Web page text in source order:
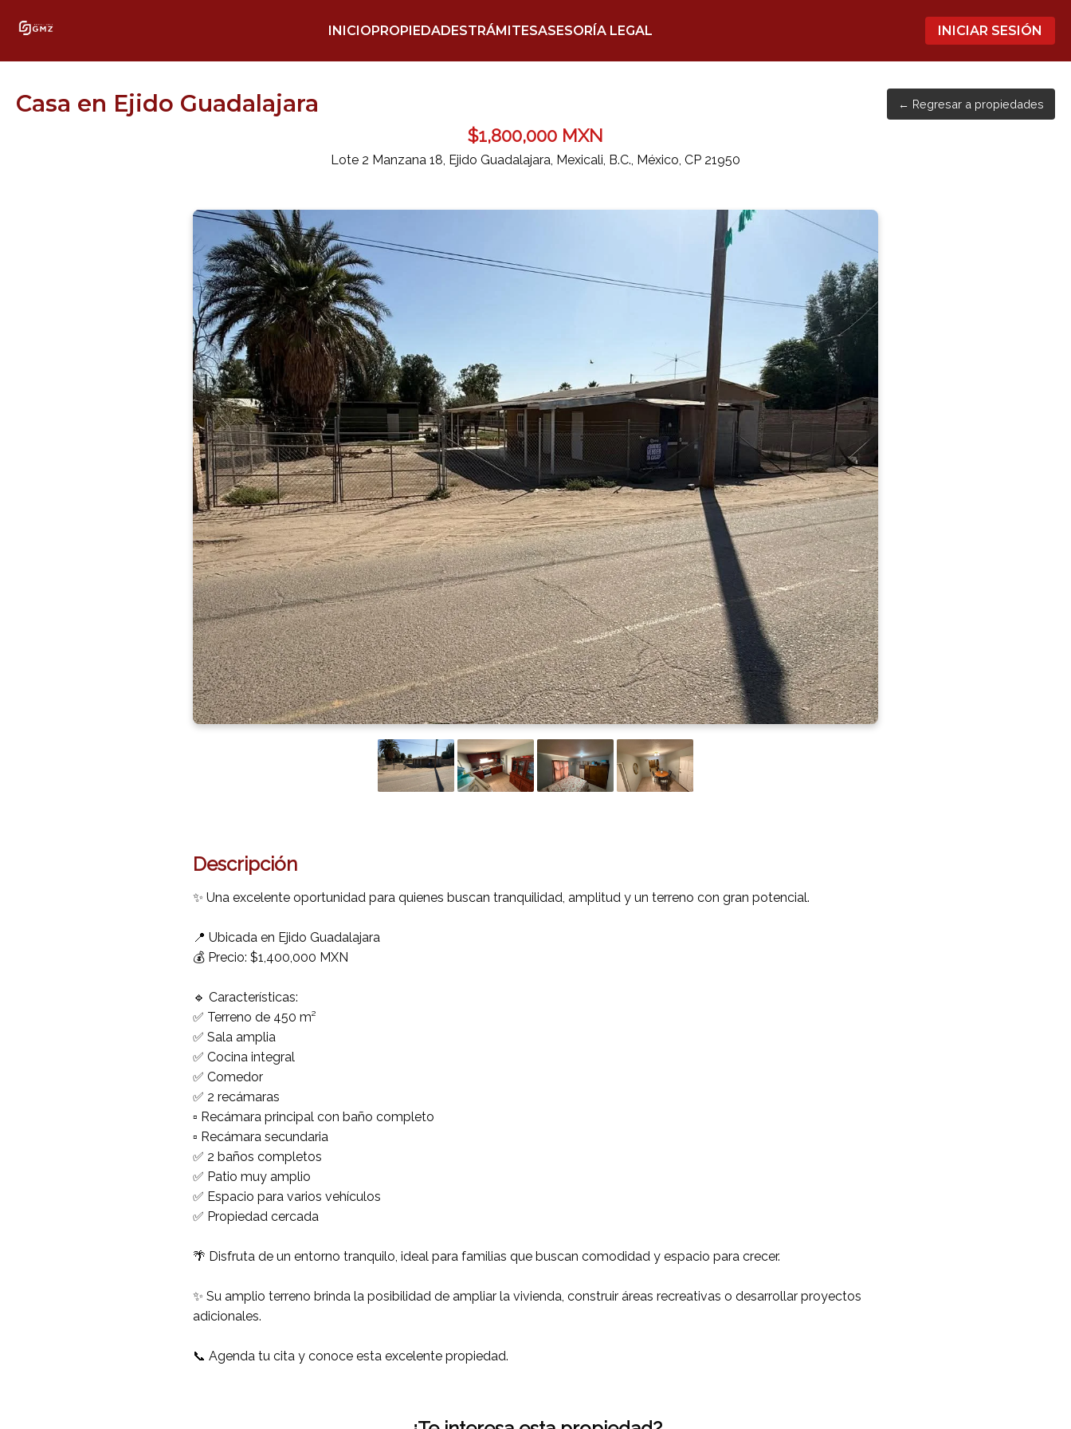
INICIOPROPIEDADESTRÁMITESASESORÍA LEGAL INICIAR SESIÓN
Casa en Ejido Guadalajara ← Regresar a propiedades
$1,800,000 MXN
Lote 2 Manzana 18, Ejido Guadalajara, Mexicali, B.C., México, CP 21950
Descripción
✨ Una excelente oportunidad para quienes buscan tranquilidad, amplitud y un terreno con gran potencial.
📍 Ubicada en Ejido Guadalajara
💰 Precio: $1,400,000 MXN
🔹 Características:
✅ Terreno de 450 m²
✅ Sala amplia
✅ Cocina integral
✅ Comedor
✅ 2 recámaras
▫️ Recámara principal con baño completo
▫️ Recámara secundaria
✅ 2 baños completos
✅ Patio muy amplio
✅ Espacio para varios vehículos
✅ Propiedad cercada
🌴 Disfruta de un entorno tranquilo, ideal para familias que buscan comodidad y espacio para crecer.
✨ Su amplio terreno brinda la posibilidad de ampliar la vivienda, construir áreas recreativas o desarrollar proyectos
adicionales.
📞 Agenda tu cita y conoce esta excelente propiedad.